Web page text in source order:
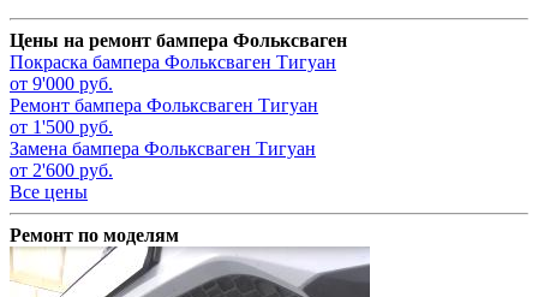
Цены на ремонт бампера Фольксваген
Покраска бампера Фольксваген Тигуан
от 9'000 руб.
Ремонт бампера Фольксваген Тигуан
от 1'500 руб.
Замена бампера Фольксваген Тигуан
от 2'600 руб.
Все цены
Ремонт по моделям